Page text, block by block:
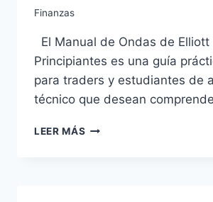
Finanzas
El Manual de Ondas de Elliott
Principiantes es una guía
para traders y estudiantes de
técnico que desean
LEER MÁS GUÍA